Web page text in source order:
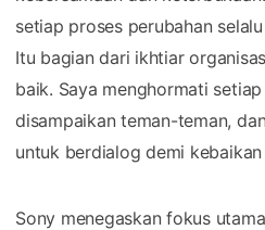
setiap proses perubahan
Itu bagian dari ikhtiar
baik. Saya menghormati
disampaikan teman-teman,
untuk berdialog demi kebaikan
Sony menegaskan fokus